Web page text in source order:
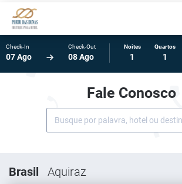
Check-In
07 Ago
Check-Out
08 Ago
Noites
1
Quartos
1
Fale Conosco
Brasil Aquiraz